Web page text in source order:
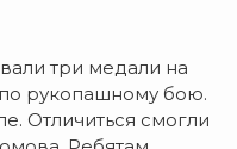
три медали на
рукопашному бою.
Отличиться смогли